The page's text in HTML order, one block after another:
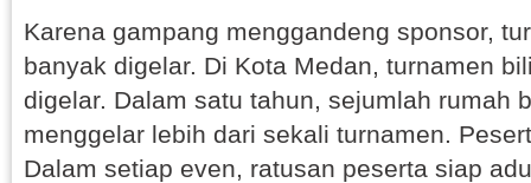
Karena gampang menggandeng sponsor,
banyak digelar. Di Kota Medan, turnamen
digelar. Dalam satu tahun, sejumlah rumah
menggelar lebih dari sekali turnamen.
Dalam setiap even, ratusan peserta siap